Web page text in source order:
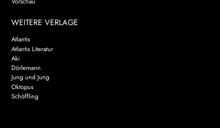
WEITERE VERLAGE
Atlantis
Atlantis Literatur
Aki
Dörlemann
Jung und Jung
Oktopus
Schöffling